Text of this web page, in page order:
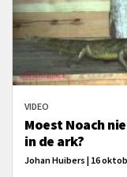
VIDEO
Moest Noach
in de ark?
Johan Huibers | 16